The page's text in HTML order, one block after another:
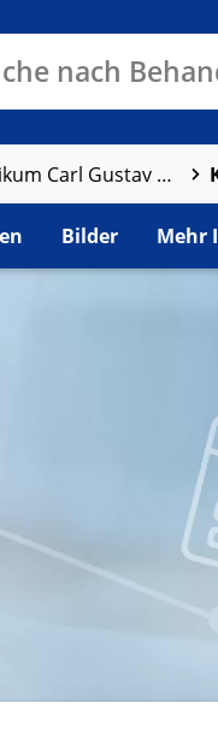
nach
Universitätsklinikum Carl Gustav Carus Dresden an der Technischen Universität Dresden, Anstalt des öffentlichen Rechts des Freistaates Sachsen
Bilder Mehr